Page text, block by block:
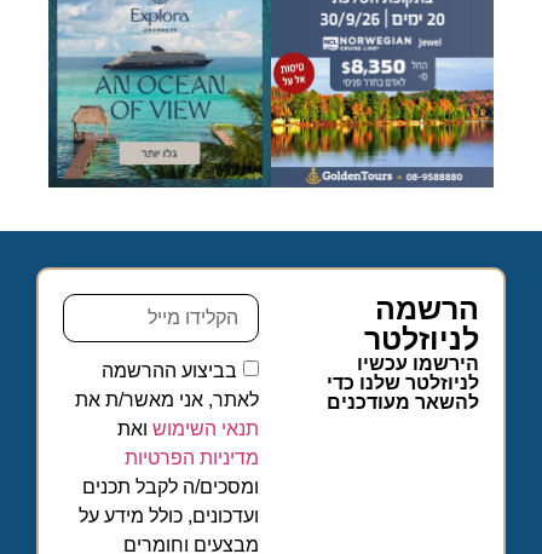
הרשמה
לניוזלטר
הירשמו עכשיו
לניוזלטר שלנו כדי
להשאר מעודכנים
בביצוע ההרשמה
לאתר, אני מאשר/ת את
תנאי השימוש ואת
מדיניות הפרטיות
ומסכים/ה לקבל תכנים
ועדכונים, כולל מידע על
מבצעים וחומרים